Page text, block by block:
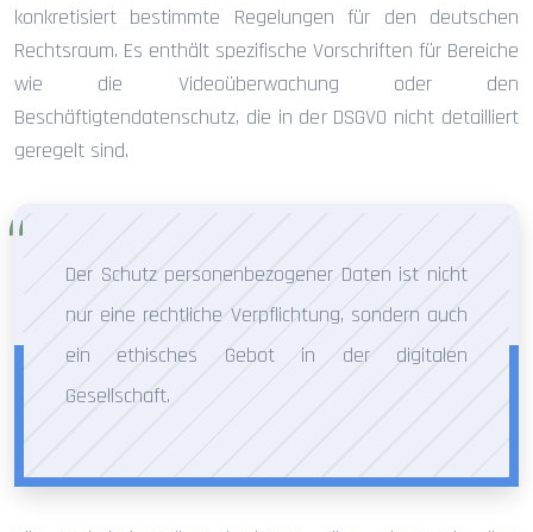
konkretisiert bestimmte Regelungen für den deutschen
Rechtsraum. Es enthält spezifische Vorschriften für Bereiche
wie die Videoüberwachung oder den
Beschäftigtendatenschutz, die in der DSGVO nicht detailliert
geregelt sind.
Der Schutz personenbezogener Daten ist nicht
nur eine rechtliche Verpflichtung, sondern auch
ein ethisches Gebot in der digitalen
Gesellschaft.